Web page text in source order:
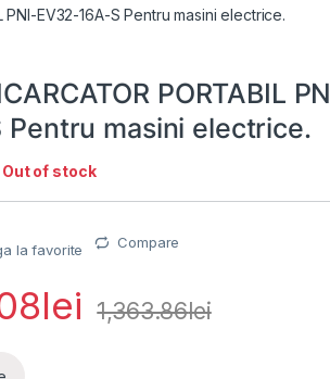
PNI-EV32-16A-S Pentru masini electrice.
PORTABIL
Pentru masini electrice.
Out of stock
la favorite Compare
lei 1,363.86lei